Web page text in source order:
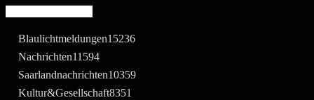
Blaulichtmeldungen15236
Nachrichten11594
Saarlandnachrichten10359
Kultur&Gesellschaft8351